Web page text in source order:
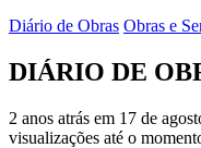
Diário de Obras Obras e
DIÁRIO DE
2 anos atrás em 17 de
visualizações até o